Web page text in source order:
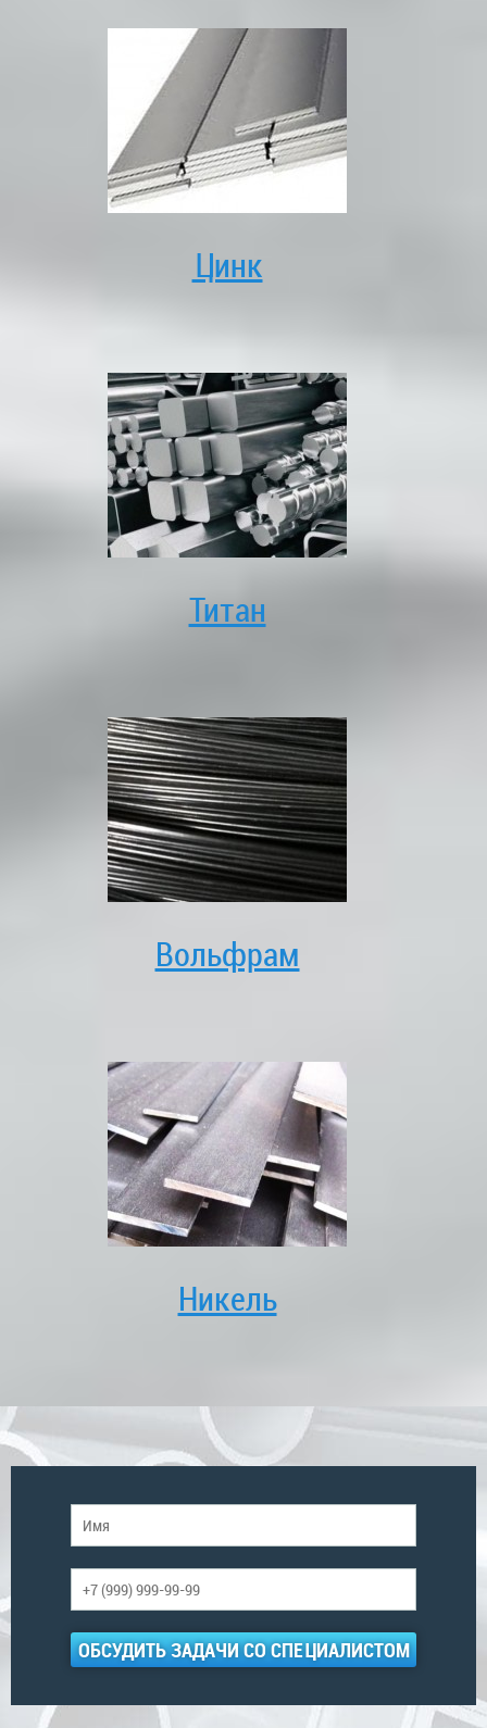
Цинк
Титан
Вольфрам
Никель
ОБСУДИТЬ ЗАДАЧИ СО СПЕЦИАЛИСТОМ